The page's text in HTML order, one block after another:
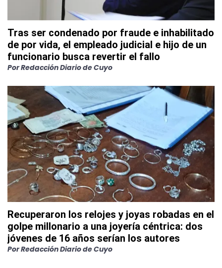
Tras ser condenado por fraude e inhabilitado
de por vida, el empleado judicial e hijo de un
funcionario busca revertir el fallo
PorRedacción Diario de Cuyo
Recuperaron los relojes y joyas robadas en el
golpe millonario a una joyería céntrica: dos
jóvenes de 16 años serían los autores
PorRedacción Diario de Cuyo